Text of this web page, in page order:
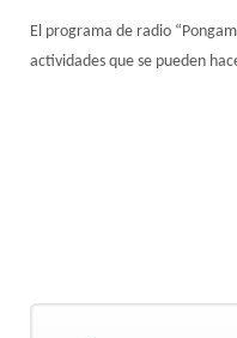
El programa de radio
actividades que se pueden